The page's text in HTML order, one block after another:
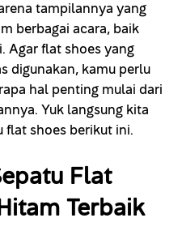
tampilannya yang
berbagai acara, baik
Agar flat shoes yang
digunakan, kamu perlu
hal penting mulai dari
Yuk langsung kita
flat shoes berikut ini.
Flat
Terbaik